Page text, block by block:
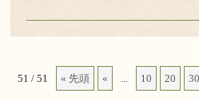
51 / 51 « 先頭 « 10 20 30